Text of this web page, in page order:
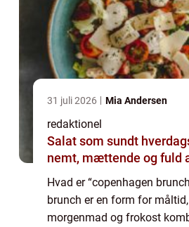
31 juli 2026 Mia Andersen
redaktionel
Salat som sundt
nemt, mættende og fuld
Hvad er “copenhagen
brunch er en form for
morgenmad og frokost